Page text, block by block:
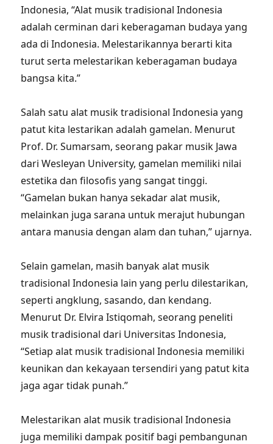
Indonesia, “Alat musik tradisional Indonesia
adalah cerminan dari keberagaman budaya yang
ada di Indonesia. Melestarikannya berarti kita
turut serta melestarikan keberagaman budaya
bangsa kita.”
Salah satu alat musik tradisional Indonesia yang
patut kita lestarikan adalah gamelan. Menurut
Prof. Dr. Sumarsam, seorang pakar musik Jawa
dari Wesleyan University, gamelan memiliki nilai
estetika dan filosofis yang sangat tinggi.
“Gamelan bukan hanya sekadar alat musik,
melainkan juga sarana untuk merajut hubungan
antara manusia dengan alam dan tuhan,” ujarnya.
Selain gamelan, masih banyak alat musik
tradisional Indonesia lain yang perlu dilestarikan,
seperti angklung, sasando, dan kendang.
Menurut Dr. Elvira Istiqomah, seorang peneliti
musik tradisional dari Universitas Indonesia,
“Setiap alat musik tradisional Indonesia memiliki
keunikan dan kekayaan tersendiri yang patut kita
jaga agar tidak punah.”
Melestarikan alat musik tradisional Indonesia
juga memiliki dampak positif bagi pembangunan